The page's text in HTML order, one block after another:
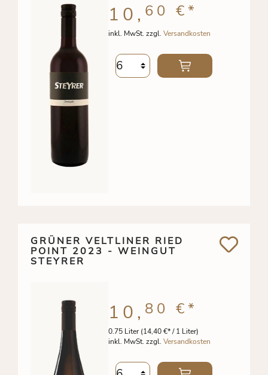
inkl. MwSt. zzgl. Versandkosten
10, 60 €*
GRÜNER VELTLINER RIED
POINT 2023 - WEINGUT
STEYRER
0.75 Liter(14,40 €* / 1 Liter)
inkl. MwSt. zzgl. Versandkosten
10, 80 €*